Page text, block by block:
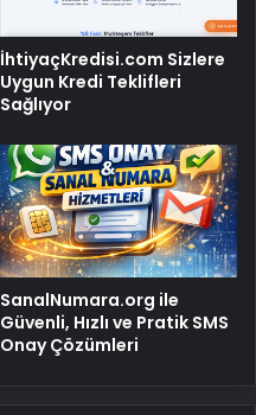
İhtiyaçKredisi.com Sizlere
Uygun Kredi Teklifleri
Sağlıyor
SanalNumara.org ile
Güvenli, Hızlı ve Pratik SMS
Onay Çözümleri